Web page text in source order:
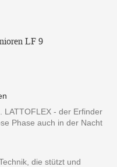
LF 9
LATTOFLEX - der Erfinder
Phase auch in der Nacht
die stützt und